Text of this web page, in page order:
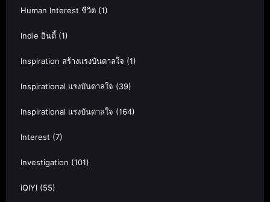
Human Interest ชีวิต (1)
Indie อินดี้ (1)
Inspiration สร้างแรงบันดาลใจ (1)
Inspirational แรงบันดาลใจ (39)
Inspirational แรงบันดาลใจ (164)
Interest (7)
Investigation (101)
iQIYI (55)